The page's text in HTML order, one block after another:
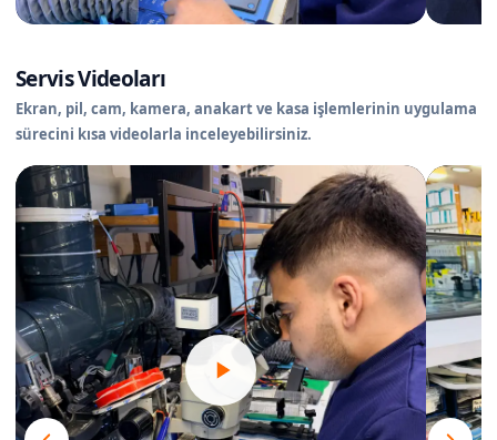
Servis Videoları
Ekran, pil, cam, kamera, anakart ve kasa işlemlerinin uygulama
sürecini kısa videolarla inceleyebilirsiniz.